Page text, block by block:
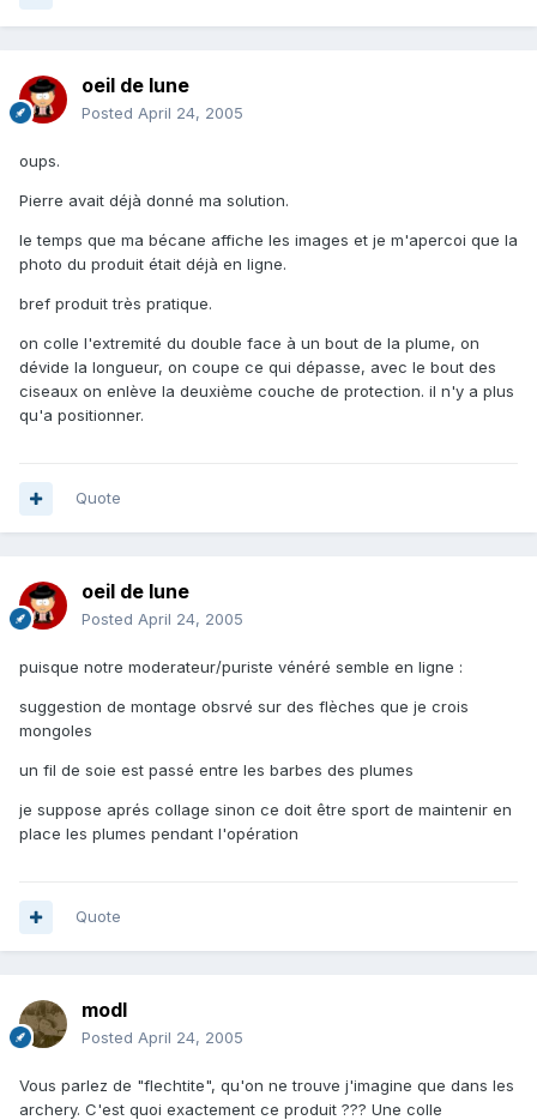
oeil de lune
Posted April 24, 2005
oups.
Pierre avait déjà donné ma solution.
le temps que ma bécane affiche les images et je m'apercoi que la
photo du produit était déjà en ligne.
bref produit très pratique.
on colle l'extremité du double face à un bout de la plume, on
dévide la longueur, on coupe ce qui dépasse, avec le bout des
ciseaux on enlève la deuxième couche de protection. il n'y a plus
qu'a positionner.
Quote
oeil de lune
Posted April 24, 2005
puisque notre moderateur/puriste vénéré semble en ligne :
suggestion de montage obsrvé sur des flèches que je crois
mongoles
un fil de soie est passé entre les barbes des plumes
je suppose aprés collage sinon ce doit être sport de maintenir en
place les plumes pendant l'opération
Quote
modl
Posted April 24, 2005
Vous parlez de "flechtite", qu'on ne trouve j'imagine que dans les
archery. C'est quoi exactement ce produit ??? Une colle